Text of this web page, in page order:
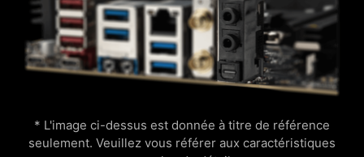
* L'image ci-dessus est donnée à titre de référence
seulement. Veuillez vous référer aux caractéristiques
Température CPU Cercle couleurs
Boostez facilement les performances de votre
CPU avec un overclocking instantané,
simplement en appuyant sur un bouton.
version d'essai gratuit de 60 jours du logiciel
AIDA64 Extreme - MSI Edition. AIDA64 Extreme
est une application de référence pour le
diagnostic et le test des PC sous Windows.
Avec, vous pouvez surveiller avec précision le
logiciels et vous pourrez sauvegarder les
informations sous divers formats tels que CSV